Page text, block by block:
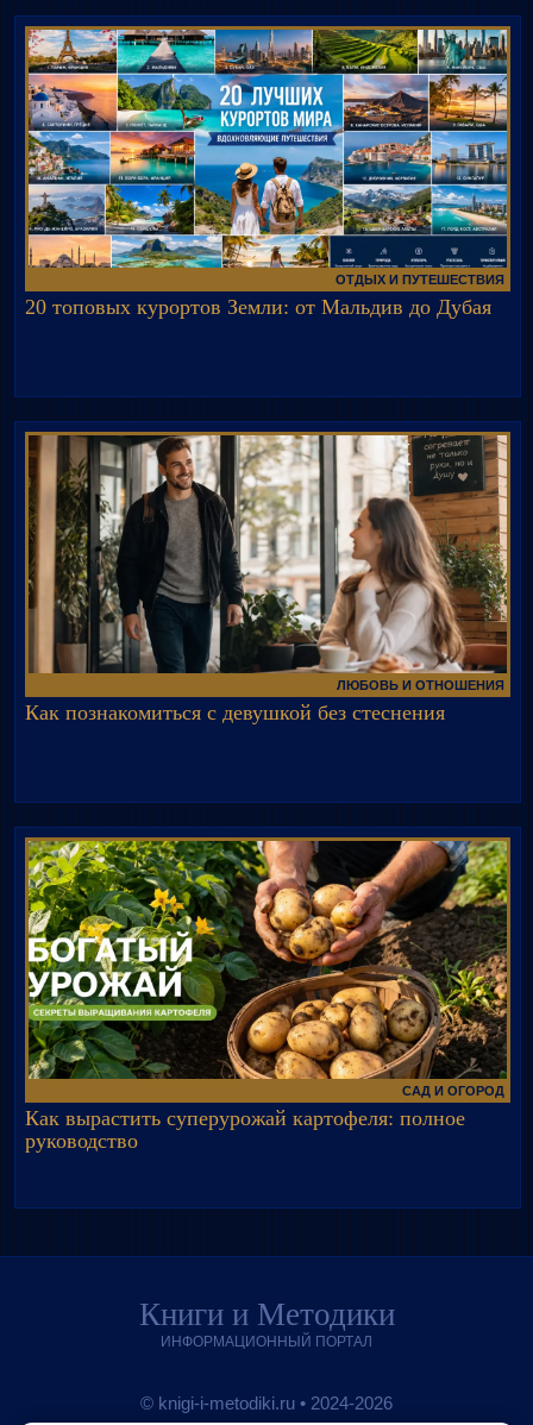
ОТДЫХ И ПУТЕШЕСТВИЯ
20 топовых курортов Земли: от Мальдив до Дубая
ЛЮБОВЬ И ОТНОШЕНИЯ
Как познакомиться с девушкой без стеснения
САД И ОГОРОД
Как вырастить суперурожай картофеля: полное
руководство
Книги и Методики
ИНФОРМАЦИОННЫЙ ПОРТАЛ
© knigi-i-metodiki.ru • 2024-2026